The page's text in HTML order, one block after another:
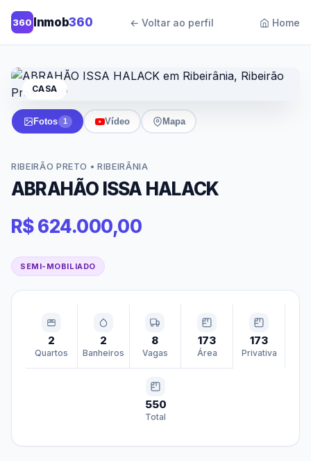
360 Inmob360 ← Voltar ao perfil Home
CASA
Fotos 1 Vídeo Mapa
RIBEIRÃO PRETO • RIBEIRÂNIA
ABRAHÃO ISSA HALACK
R$ 624.000,00
SEMI-MOBILIADO
2
Quartos
2
Banheiros
8
Vagas
173
Área
173
Privativa
550
Total